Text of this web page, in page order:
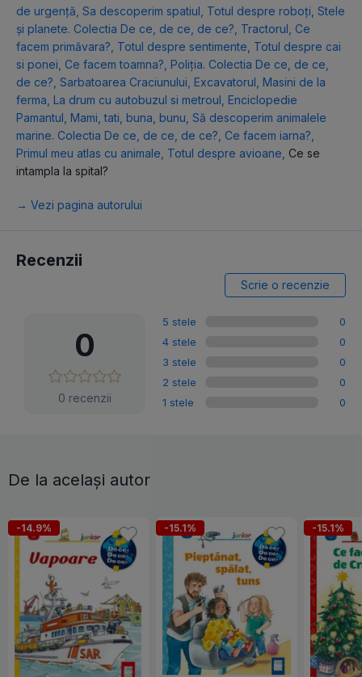
de urgenţă Sa descoperim spatiul Totul despre roboți Stele
și planete. Colectia De ce, de ce, de ce? Tractorul Ce
facem primăvara? Totul despre sentimente Totul despre cai
si ponei Ce facem toamna? Poliția. Colectia De ce, de ce,
de ce? Sarbatoarea Craciunului Excavatorul Masini de la
ferma La drum cu autobuzul si metroul Enciclopedie
Pamantul Mami, tati, buna, bunu Să descoperim animalele
marine. Colectia De ce, de ce, de ce? Ce facem iarna?
Primul meu atlas cu animale Totul despre avioane Ce se
intampla la spital?
→ Vezi pagina autorului
Recenzii
Scrie o recenzie
0
0 recenzii
5 stele
0
4 stele
0
3 stele
0
2 stele
0
1 stele
0
De la același autor
-14.9% -15.1% -15.1%